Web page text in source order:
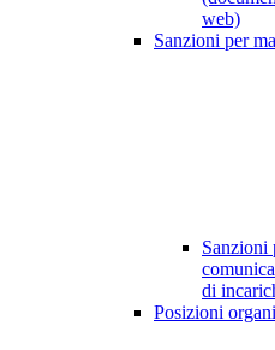
web)
Sanzioni per
Sanzioni
di
Posizioni